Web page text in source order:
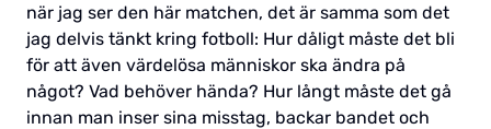
när jag ser den här matchen, det är samma som det
jag delvis tänkt kring fotboll: Hur dåligt måste det bli
för att även värdelösa människor ska ändra på
något? Vad behöver hända? Hur långt måste det gå
innan man inser sina misstag, backar bandet och